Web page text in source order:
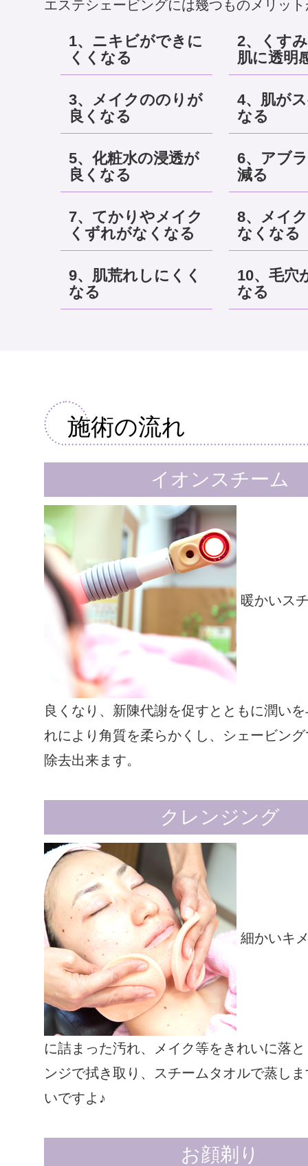
エステシェービングには幾つものメリッ
1、ニキビができに
くくなる
2、くす
肌に透明
3、メイクののりが
良くなる
4、肌が
なる
5、化粧水の浸透が
良くなる
6、アブ
減る
7、てかりやメイク
くずれがなくなる
8、メイ
なくなる
9、肌荒れしにくく
なる
10、毛穴
なる
施術の流れ
イオンスチーム
暖かいス
良くなり、新陳代謝を促すとともに潤い
れにより角質を柔らかくし、シェービン
除去出来ます。
クレンジング
細かいキ
に詰まった汚れ、メイク等をきれいに落
ンジで拭き取り、スチームタオルで蒸し
いですよ♪
お顔剃り